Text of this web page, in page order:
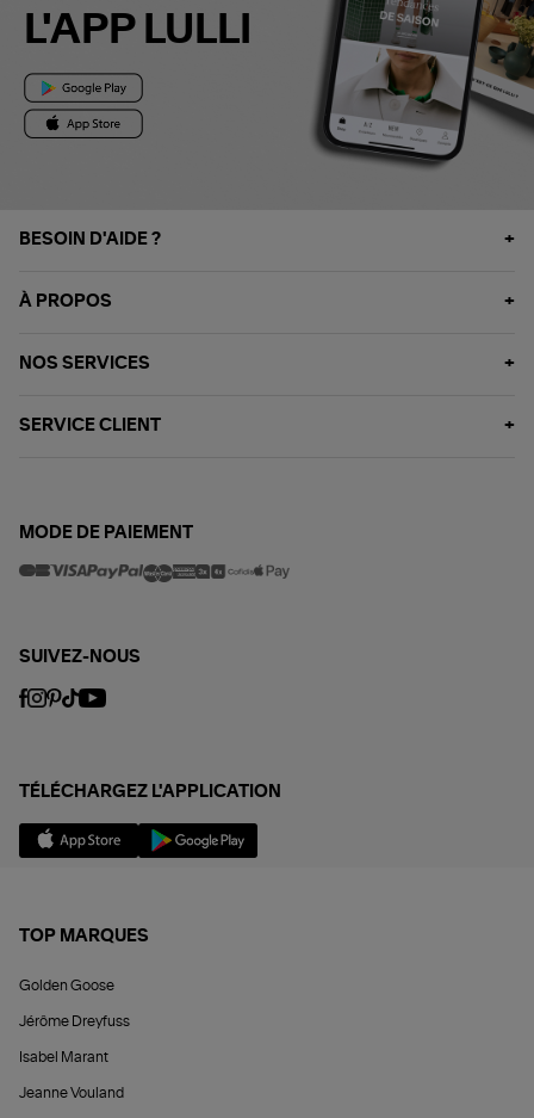
L'APP LULLI
BESOIN D'AIDE ?
À PROPOS
NOS SERVICES
SERVICE CLIENT
MODE DE PAIEMENT
SUIVEZ-NOUS
TÉLÉCHARGEZ L'APPLICATION
TOP MARQUES
Golden Goose
Jérôme Dreyfuss
Isabel Marant
Jeanne Vouland